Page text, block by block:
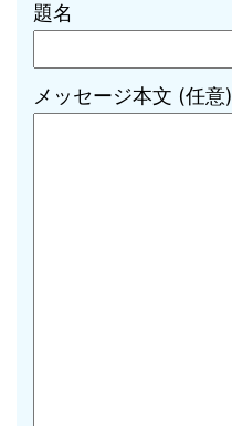
題名
メッセージ本文 (任意)